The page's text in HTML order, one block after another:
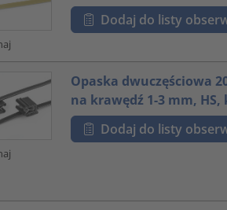
Dodaj do listy
Opaska dwuczęściowa
na krawędź 1-3 mm,
Dodaj do listy